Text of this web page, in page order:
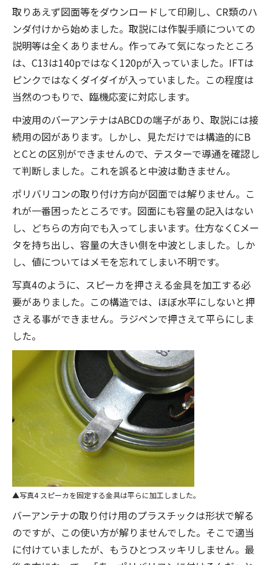
取りあえず図面等をダウンロードして印刷し、CR類のハ
ンダ付けから始めました。取説には作製手順についての
説明等は全くありません。作ってみて気になったところ
は、C13は140pではなく120pが入っていました。IFTは
ピンクではなくダイダイが入っていました。この程度は
当然のつもりで、臨機応変に対応します。
中波用のバーアンテナはABCDの端子があり、取説には接
続用の図があります。しかし、見ただけでは構造的にB
とCとの区別ができませんので、テスターで導通を確認し
て判断しました。これを誤ると中波は動きません。
ポリバリコンの取り付け方向が図面では解りません。こ
れが一番困ったところです。図面にも容量の記入はない
し、どちらの方向でも入ってしまいます。仕方なくCメー
タを持ち出し、容量の大きい側を中波としました。しか
し、値についてはメモを忘れてしまい不明です。
写真4のように、スピーカを押さえる金具を加工する必
要がありました。この構造では、ほぼ水平にしないと押
さえる事ができません。ラジペンで押さえて平らにしま
した。
写真4 スピーカを固定する金具は平らに加工しました。
バーアンテナの取り付け用のプラスチックは形状で解る
のですが、この使い方が解りませんでした。そこで適当
に付けていましたが、もうひとつスッキリしません。最